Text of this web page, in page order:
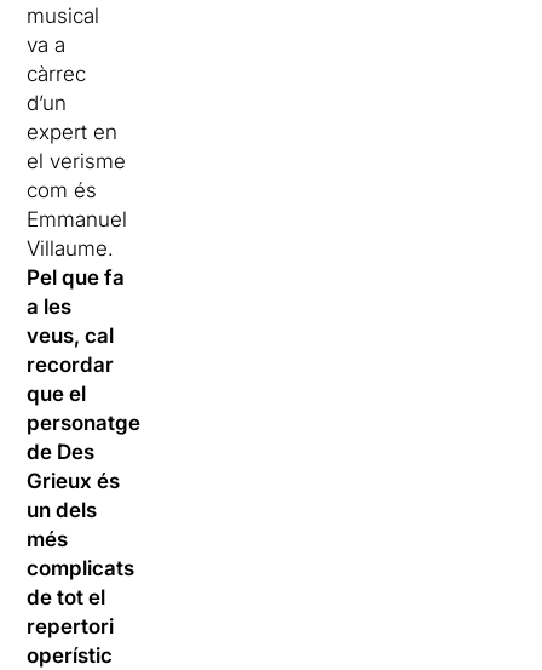
musical
va a
càrrec
d’un
expert en
el verisme
com és
Emmanuel
Villaume.
Pel que fa
a les
veus, cal
recordar
que el
personatge
de Des
Grieux és
un dels
més
complicats
de tot el
repertori
operístic